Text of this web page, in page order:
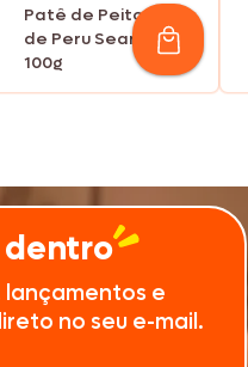
Patê de Peito
de Peru Seara
100g
dentro
lançamentos e
no seu e-mail.